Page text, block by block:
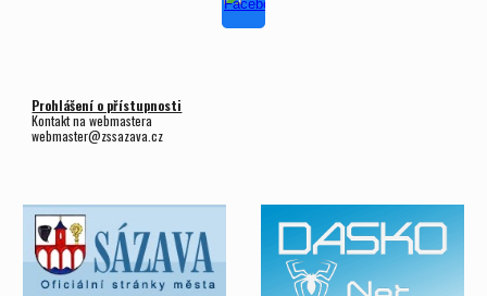
Prohlášení o přístupnosti
Kontakt na webmastera
webmaster@zssazava.cz